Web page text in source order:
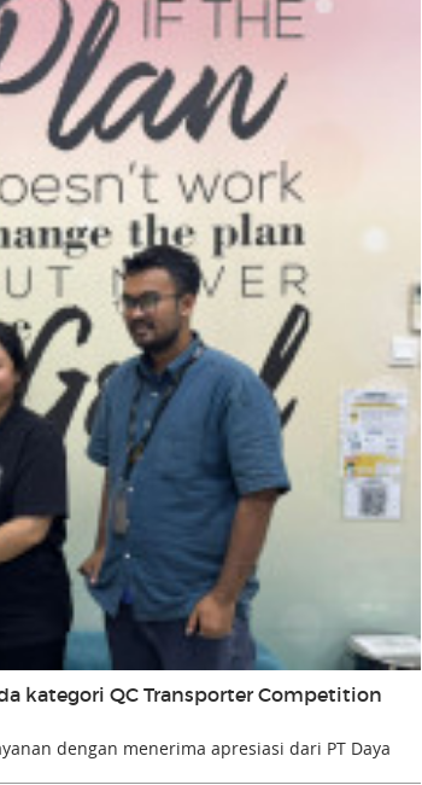
kategori QC Transporter Competition
dengan menerima apresiasi dari PT Daya